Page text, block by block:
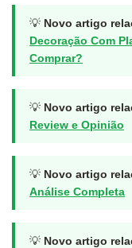
💡 Novo artigo
Decoração Com
Comprar?
💡 Novo artigo
Review e Opinião
💡 Novo artigo
Análise Completa
💡 Novo artigo